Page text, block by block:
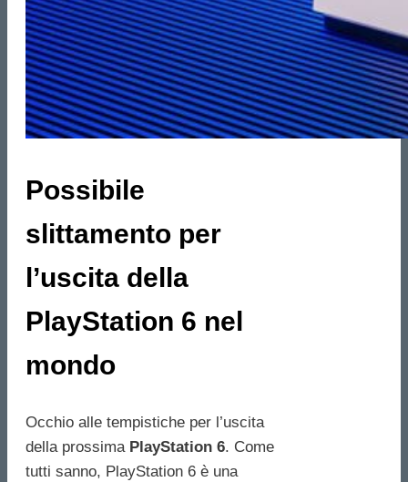
Possibile
slittamento per
l’uscita della
PlayStation 6 nel
mondo
Occhio alle tempistiche per l’uscita
della prossima PlayStation 6. Come
tutti sanno, PlayStation 6 è una